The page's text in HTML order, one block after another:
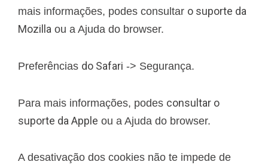
mais informações, podes consultar o suporte da
Mozilla ou a Ajuda do browser.
Preferências do Safari -> Segurança.
Para mais informações, podes consultar o
suporte da Apple ou a Ajuda do browser.
A desativação dos cookies não te impede de